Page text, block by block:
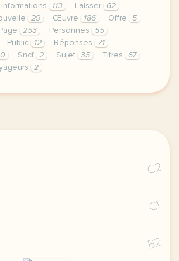
Informations 113 Laisser
62
29 Œuvre 186 Offre
5
Page 253 Personnes
55
Public 12 Réponses
71
Sncf 2 Sujet 35 Titres
67
2
accepter le respect de votre vie
C2
C1
B2